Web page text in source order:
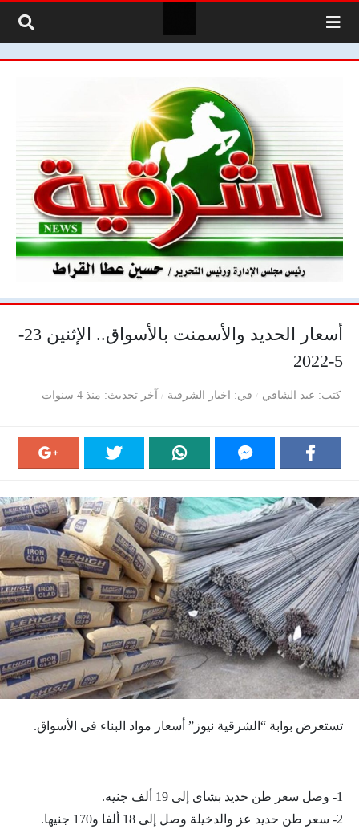
أسعار الحديد والأسمنت بالأسواق.. الإثنين 23-
5-2022
كتب عبد الشافي في اخبار الشرقية آخر تحديث منذ 4 سنوات
تستعرض بوابة “الشرقية نيوز” أسعار مواد البناء فى الأسواق.
1- وصل سعر طن حديد بشاى إلى 19 ألف جنيه.
2- سعر طن حديد عز والدخيلة وصل إلى 18 ألفا و170 جنيها.